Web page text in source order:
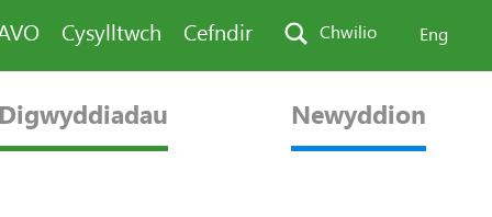
Cysylltwch Cefndir Chwilio Eng
Newyddion